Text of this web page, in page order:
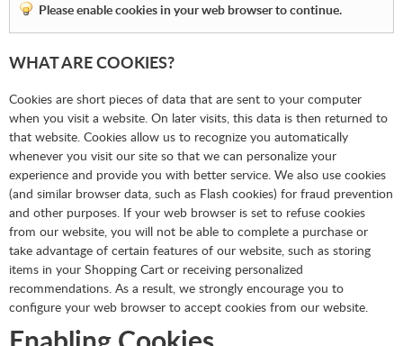
Please enable cookies in your web browser to continue.
WHAT ARE COOKIES?
Cookies are short pieces of data that are sent to your computer
when you visit a website. On later visits, this data is then returned to
that website. Cookies allow us to recognize you automatically
whenever you visit our site so that we can personalize your
experience and provide you with better service. We also use cookies
(and similar browser data, such as Flash cookies) for fraud prevention
and other purposes. If your web browser is set to refuse cookies
from our website, you will not be able to complete a purchase or
take advantage of certain features of our website, such as storing
items in your Shopping Cart or receiving personalized
recommendations. As a result, we strongly encourage you to
configure your web browser to accept cookies from our website.